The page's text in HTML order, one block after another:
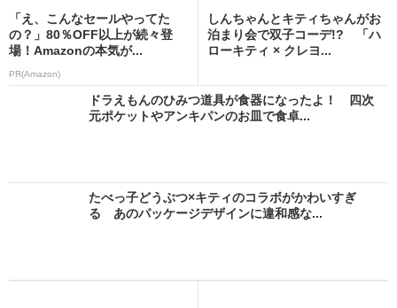
「え、こんなセールやってた
の？」80％OFF以上が続々登
場！Amazonの本気が...
PR(Amazon)
しんちゃんとキティちゃんがお
泊まり会で双子コーデ!? 「ハ
ローキティ × クレヨ...
ドラえもんのひみつ道具が食器になったよ！ 四次
元ポケットやアンキパンのお皿で食卓...
たべっ子どうぶつ×キティのコラボがかわいすぎ
る あのパッケージデザインに違和感な...